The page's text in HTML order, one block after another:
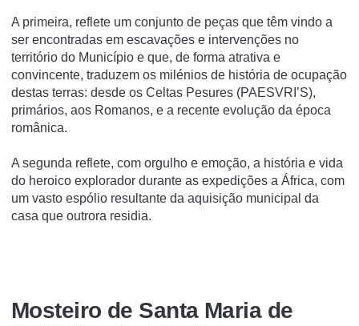
A primeira, reflete um conjunto de peças que têm vindo a
ser encontradas em escavações e intervenções no
território do Município e que, de forma atrativa e
convincente, traduzem os milénios de história de ocupação
destas terras: desde os Celtas Pesures (PAESVRI’S),
primários, aos Romanos, e a recente evolução da época
românica.
A segunda reflete, com orgulho e emoção, a história e vida
do heroico explorador durante as expedições a África, com
um vasto espólio resultante da aquisição municipal da
casa que outrora residia.
Mosteiro de Santa Maria de